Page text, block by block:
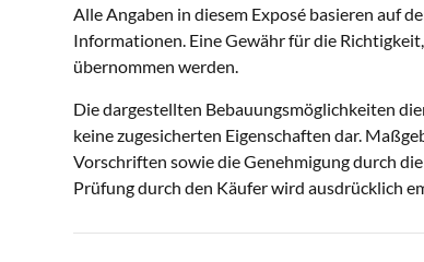
Alle Angaben in diesem Exposé basieren auf
Informationen. Eine Gewähr für die
übernommen werden.
Die dargestellten Bebauungsmöglichkeiten
keine zugesicherten Eigenschaften dar.
Vorschriften sowie die Genehmigung durch
Prüfung durch den Käufer wird ausdrücklich